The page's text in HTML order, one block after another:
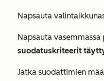
Napsauta
Napsauta vasemmassa
suodatuskriteerit
Jatka suodattimien